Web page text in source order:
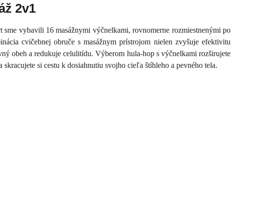
2v1
vybavili 16 masážnymi výčnelkami, rovnomerne rozmiestnenými po
cvičebnej obruče s masážnym prístrojom nielen zvyšuje efektivitu
obeh a redukuje celulitídu. Výberom hula-hop s výčnelkami rozširujete
skracujete si cestu k dosiahnutiu svojho cieľa štíhleho a pevného tela.